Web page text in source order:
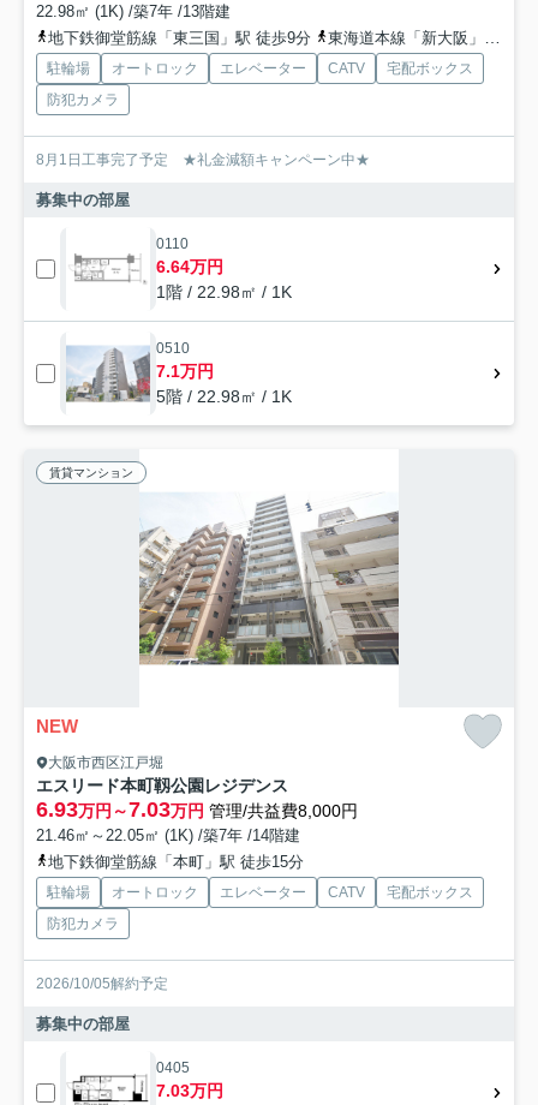
22.98㎡ (1K) /築7年 /13階建
地下鉄御堂筋線「東三国」駅 徒歩9分
東海道本線「新大阪」駅 徒歩13分
駐輪場 オートロック エレベーター CATV
宅配ボックス
防犯カメラ
8月1日工事完了予定 ★礼金減額キャンペーン中★
募集中の部屋
0110
6.64万円
1階 / 22.98㎡ / 1K
0510
7.1万円
5階 / 22.98㎡ / 1K
賃貸マンション
NEW
大阪市西区江戸堀
エスリード本町靱公園レジデンス
6.93万円～7.03万円 管理/共益費8,000円
21.46㎡～22.05㎡ (1K) /築7年 /14階建
地下鉄御堂筋線「本町」駅 徒歩15分
駐輪場 オートロック エレベーター CATV
宅配ボックス
防犯カメラ
2026/10/05解約予定
募集中の部屋
0405
7.03万円